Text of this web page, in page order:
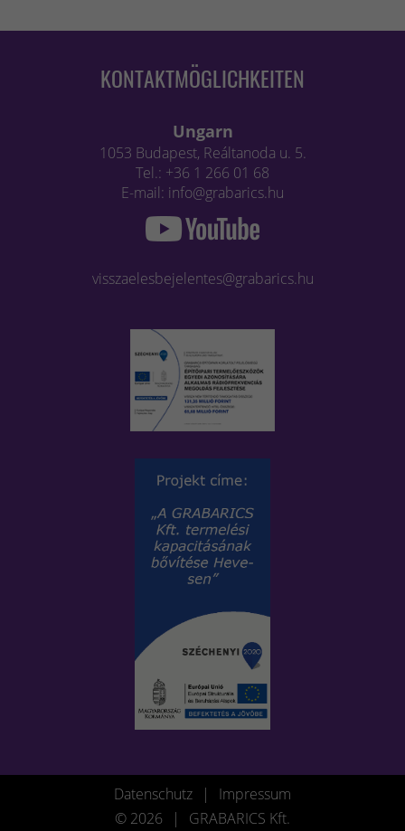
KONTAKTMÖGLICHKEITEN
Ungarn
1053 Budapest, Reáltanoda u. 5.
Tel.: +36 1 266 01 68
E-mail: info@grabarics.hu
visszaelesbejelentes@grabarics.hu
Datenschutz |
Impressum
© 2026
| GRABARICS Kft.